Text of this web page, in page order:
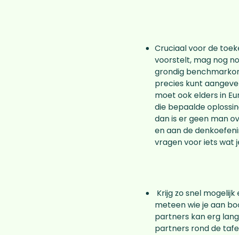
Cruciaal voor de
voorstelt, mag nog
grondig
precies kunt
moet ook elders in
die bepaalde
dan is er geen man
en aan de
vragen voor iets wat
Krijg zo snel
meteen wie je aan
partners kan erg
partners rond de